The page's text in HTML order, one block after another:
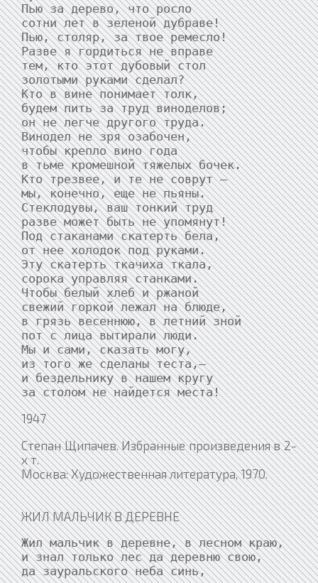
Пью за дерево, что росло
сотни лет в зеленой дубраве!
Пью, столяр, за твое ремесло!
Разве я гордиться не вправе
тем, кто этот дубовый стол
золотыми руками сделал?
Кто в вине понимает толк,
будем пить за труд виноделов;
он не легче другого труда.
Винодел не зря озабочен,
чтобы крепло вино года
в тьме кромешной тяжелых бочек.
Кто трезвее, и те не соврут —
мы, конечно, еще не пьяны.
Стеклодувы, ваш тонкий труд
разве может быть не упомянут!
Под стаканами скатерть бела,
от нее холодок под руками.
Эту скатерть ткачиха ткала,
сорока управляя станками.
Чтобы белый хлеб и ржаной
свежий горкой лежал на блюде,
в грязь весеннюю, в летний зной
пот с лица вытирали люди.
Мы и сами, сказать могу,
из того же сделаны теста,—
и бездельнику в нашем кругу
за столом не найдется места!
1947
Степан Щипачев. Избранные произведения в 2-
х т.
Москва: Художественная литература, 1970.
ЖИЛ МАЛЬЧИК В ДЕРЕВНЕ
Жил мальчик в деревне, в лесном краю,
и знал только лес да деревню свою,
да зауральского неба синь,